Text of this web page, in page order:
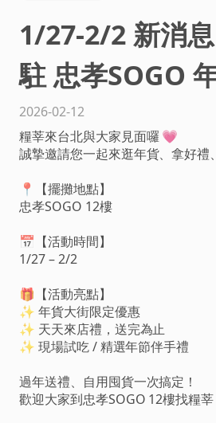
1/27-2/2 新消
駐 忠孝SOGO
2026-02-12
糧莘來台北與大家見面囉 💗
誠摯邀請您一起來逛年貨、拿好禮
📍【擺攤地點】
忠孝SOGO 12樓
📅【活動時間】
1/27 – 2/2
🎁【活動亮點】
✨ 年貨大街限定優惠
✨ 天天來店禮，送完為止
✨ 現場試吃 / 精選年節伴手禮
過年送禮、自用囤貨一次搞定！
歡迎大家到忠孝SOGO 12樓找糧